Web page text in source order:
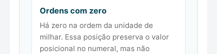
Ordens com zero
Há zero na ordem da unidade de
milhar. Essa posição preserva o valor
posicional no numeral, mas não